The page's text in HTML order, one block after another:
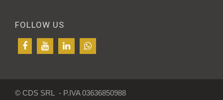
FOLLOW US
© CDS SRL - P.IVA 03636850988